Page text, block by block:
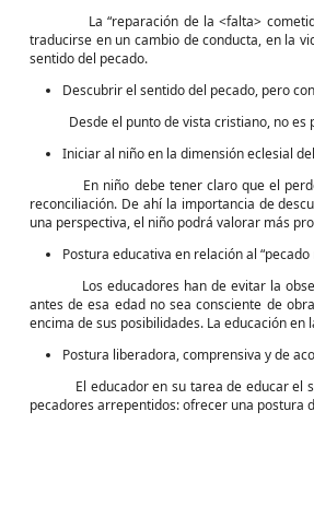
La “reparación de la <falta> cometida
traducirse en un cambio de conducta, en la
sentido del pecado.
Descubrir el sentido del pecado, pero
Desde el punto de vista cristiano, no es
Iniciar al niño en la dimensión eclesial
En niño debe tener claro que el perdón
reconciliación. De ahí la importancia de
una perspectiva, el niño podrá valorar más
Postura educativa en relación al “pecado
Los educadores han de evitar la
antes de esa edad no sea consciente de
encima de sus posibilidades. La educación
Postura liberadora, comprensiva y de
El educador en su tarea de educar el
pecadores arrepentidos: ofrecer una postura